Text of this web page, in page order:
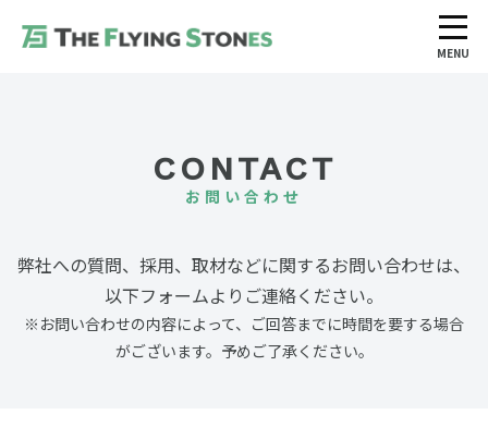
MENU
CONTACT
お問い合わせ
弊社への質問、採用、取材などに関するお問い合わせは、
以下フォームよりご連絡ください。
※お問い合わせの内容によって、ご回答までに時間を要する場合
がございます。予めご了承ください。